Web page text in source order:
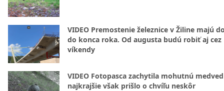
VIDEO Premostenie železnice v Žiline majú
do konca roka. Od augusta budú robiť aj cez
víkendy
VIDEO Fotopasca zachytila mohutnú
najkrajšie však prišlo o chvíľu neskôr